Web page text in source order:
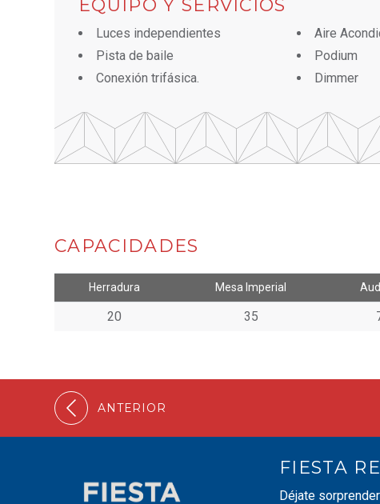
EQUIPO Y SERVICIOS
Luces independientes
Aire
Pista de baile
Podium
Conexión trifásica.
Dimmer
CAPACIDADES
Herradura Mesa Imperial
20 35
ANTERIOR
FIESTA
Déjate